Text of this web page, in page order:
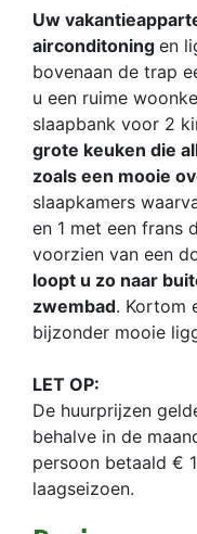
Uw
airconditoning en
bovenaan de trap
u een ruime
slaapbank voor 2
grote keuken die
zoals een mooie
slaapkamers
en 1 met een frans
voorzien van een
loopt u zo naar
zwembad. Kortom
bijzonder mooie
LET OP:
De huurprijzen
behalve in de
persoon betaald €
laagseizoen.